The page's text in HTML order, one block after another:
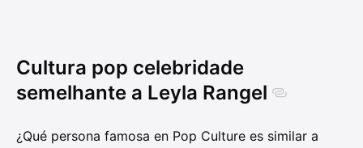
Cultura pop celebridade
semelhante a Leyla Rangel
¿Qué persona famosa en Pop Culture es similar a